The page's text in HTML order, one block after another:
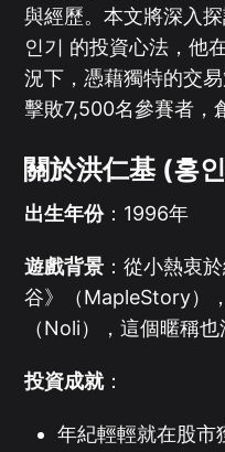
與經歷。本文將深入
인기 的投資心法，他
況下，憑藉獨特的交
擊敗7,500名參賽者，
關於洪仁基 (홍
出生年份：1996年
遊戲背景 ：從小熱衷
谷》（MapleStory）
（Noli），這個暱稱
投資成就：
年紀輕輕就在股市